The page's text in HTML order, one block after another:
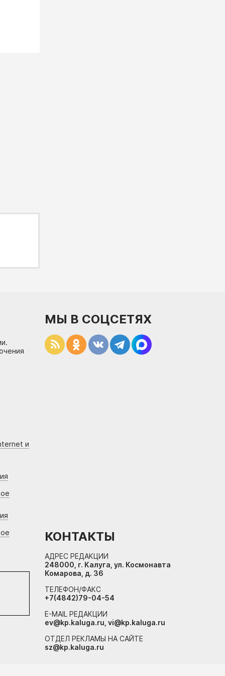
и
МЫ В СОЦСЕТЯХ
КОНТАКТЫ
АДРЕС РЕДАКЦИИ
248000, г. Калуга, ул. Космонавта
Комарова, д. 36
ТЕЛЕФОН/ФАКС
+7(4842)79-04-54
E-MAIL РЕДАКЦИИ
ev@kp.kaluga.ru, vi@kp.kaluga.ru
ОТДЕЛ РЕКЛАМЫ НА САЙТЕ
sz@kp.kaluga.ru